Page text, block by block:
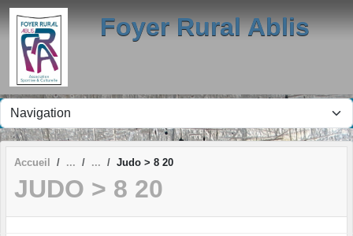
Foyer Rural Ablis
Accueil Judo > 8 20
JUDO > 8 20
Panneau de gestion des cookies